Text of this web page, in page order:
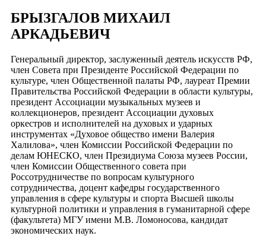
БРЫЗГАЛОВ МИХАИЛ
АРКАДЬЕВИЧ
Генеральный директор, заслуженный деятель искусств РФ,
член Совета при Президенте Российской Федерации по
культуре, член Общественной палаты РФ, лауреат Премии
Правительства Российской Федерации в области культуры,
президент Ассоциации музыкальных музеев и
коллекционеров, президент Ассоциации духовых
оркестров и исполнителей на духовых и ударных
инструментах «Духовое общество имени Валерия
Халилова», член Комиссии Российской Федерации по
делам ЮНЕСКО, член Президиума Союза музеев России,
член Комиссии Общественного совета при
Россотрудничестве по вопросам культурного
сотрудничества, доцент кафедры государственного
управления в сфере культуры и спорта Высшей школы
культурной политики и управления в гуманитарной сфере
(факультета) МГУ имени М.В. Ломоносова, кандидат
экономических наук.